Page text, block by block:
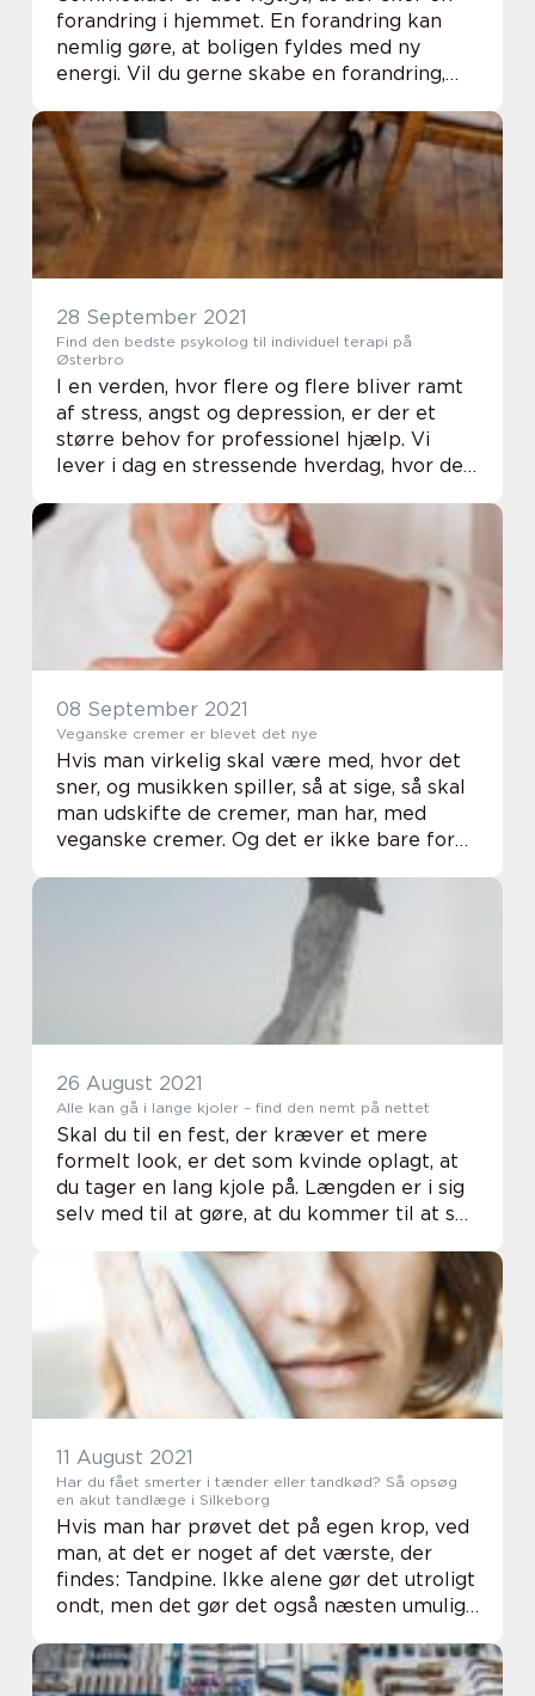
forandring i hjemmet. En forandring kan
nemlig gøre, at boligen fyldes med ny
energi. Vil du gerne skabe en forandring,
passende at sætte ind på badeværelset.
Her er der ...
28 September 2021
Find den bedste psykolog til individuel terapi på
Østerbro
I en verden, hvor flere og flere bliver ramt
af stress, angst og depression, er der et
større behov for professionel hjælp. Vi
lever i dag en stressende hverdag, hvor der
da tingene bevæger sig fremad. Det ...
08 September 2021
Veganske cremer er blevet det nye
Hvis man virkelig skal være med, hvor det
sner, og musikken spiller, så at sige, så skal
man udskifte de cremer, man har, med
veganske cremer. Og det er ikke bare for
26 August 2021
Alle kan gå i lange kjoler – find den nemt på nettet
Skal du til en fest, der kræver et mere
formelt look, er det som kvinde oplagt, at
du tager en lang kjole på. Længden er i sig
selv med til at gøre, at du kommer til at se
elegant ud...
11 August 2021
Har du fået smerter i tænder eller tandkød? Så opsøg
en akut tandlæge i Silkeborg
Hvis man har prøvet det på egen krop, ved
man, at det er noget af det værste, der
findes: Tandpine. Ikke alene gør det utroligt
ondt, men det gør det også næsten umuligt